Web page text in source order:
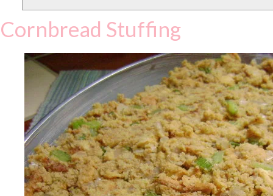
Cornbread Stuffing